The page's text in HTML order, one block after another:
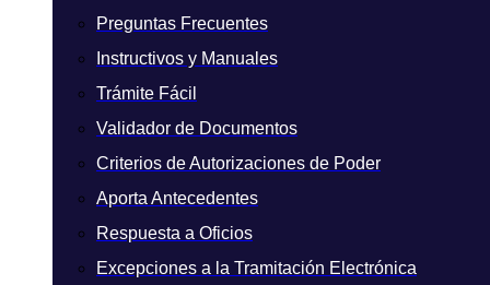
Preguntas Frecuentes
Instructivos y Manuales
Trámite Fácil
Validador de Documentos
Criterios de Autorizaciones de Poder
Aporta Antecedentes
Respuesta a Oficios
Excepciones a la Tramitación Electrónica